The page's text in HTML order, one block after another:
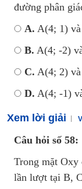
đường phân
A. A(4; 1)
B. A(4; -2)
C. A(4; 2)
D. A(4; -1)
Xem lời giải
Câu hỏi số 58:
Trong mặt
lần lượt tại B,